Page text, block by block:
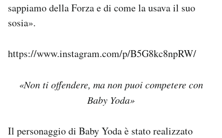
sappiamo della Forza e di come la usava il suo
sosia».
https://www.instagram.com/p/B5G8kc8npRW/
«Non ti offendere, ma non puoi competere con
Baby Yoda»
Il personaggio di Baby Yoda è stato realizzato